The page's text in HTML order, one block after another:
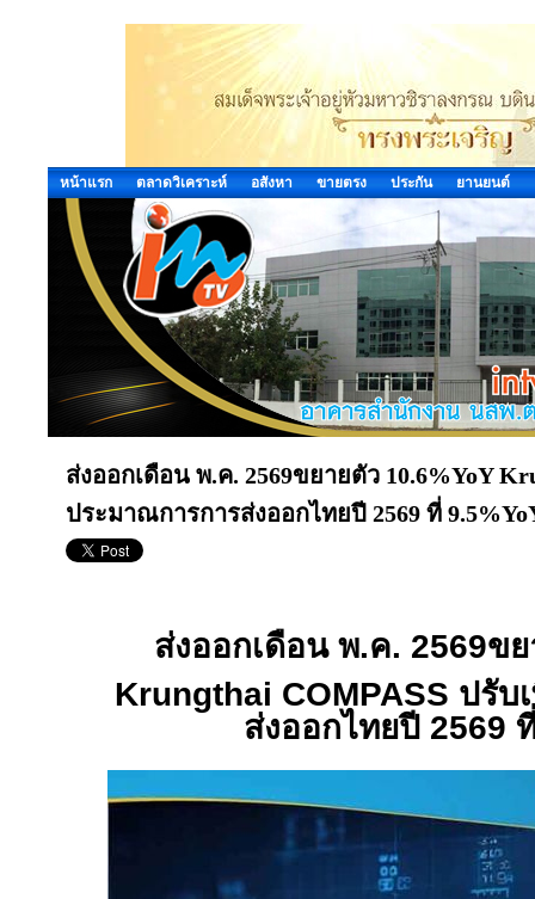
หน้าแรก ตลาดวิเคราะห์ อสังหา ขายตรง ประกัน ยานยนต์
ส่งออกเดือน พ.ค. 2569ขยายตัว 10.6%YoY
ประมาณการการส่งออกไทยปี 2569 ที่
ส่งออกเดือน พ.ค. 2569ข
Krungthai COMPASS ปรับ
ส่งออกไทยปี 2569